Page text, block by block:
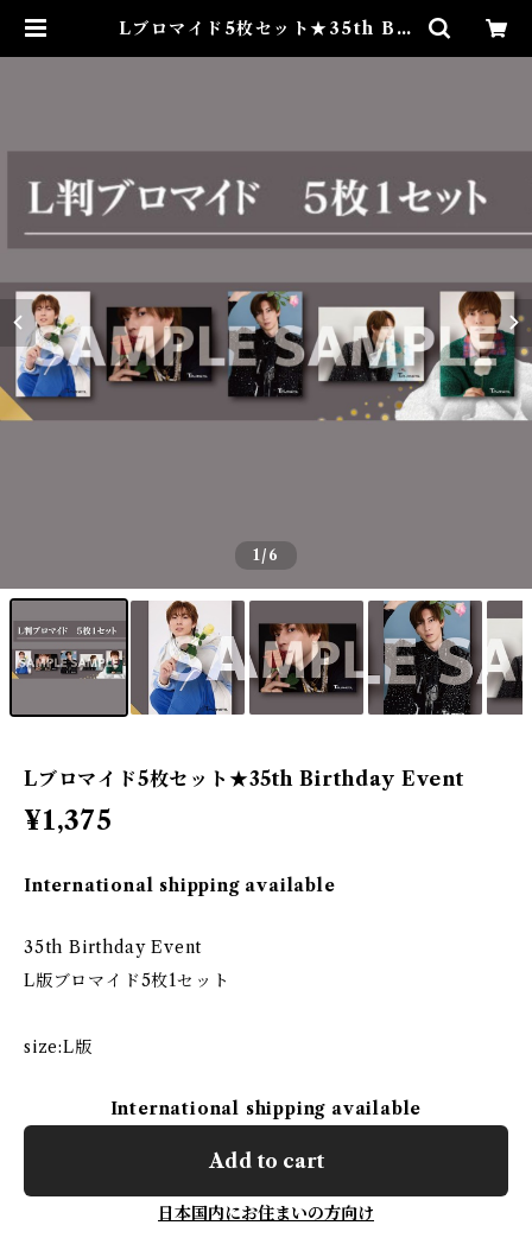
Lブロマイド5枚セット★35th Bir
1/6
Lブロマイド5枚セット★35th Birthday Event
¥1,375
International shipping available
35th Birthday Event
L版ブロマイド5枚1セット
size:L版
International shipping available
Add to cart
日本国内にお住まいの方向け